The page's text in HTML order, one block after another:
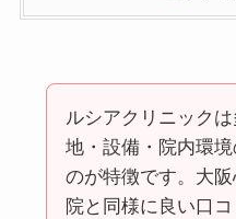
ルシアクリニック
地・設備・院内環
のが特徴です。大
院と同様に良い口